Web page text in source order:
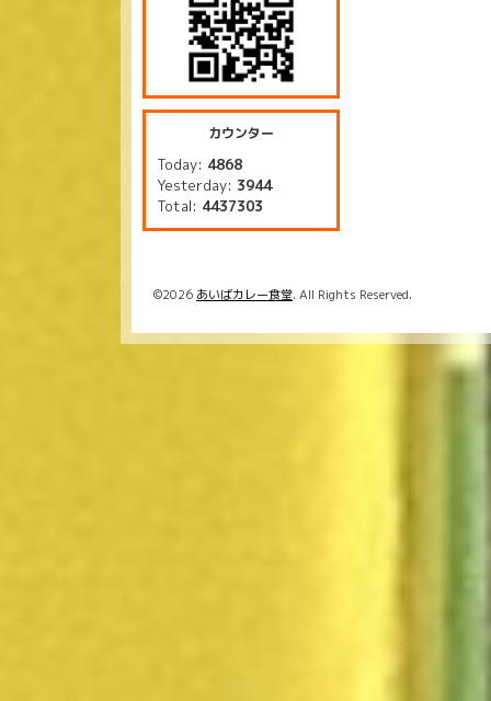
カウンター
Today: 4868
Yesterday: 3944
Total: 4437303
©2026 あいばカレー食堂. All Rights Reserved.